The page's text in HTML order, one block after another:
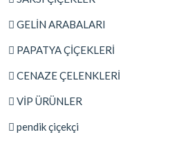
GELİN ARABALARI
PAPATYA ÇİÇEKLERİ
CENAZE ÇELENKLERİ
VİP ÜRÜNLER
pendik çiçekçi